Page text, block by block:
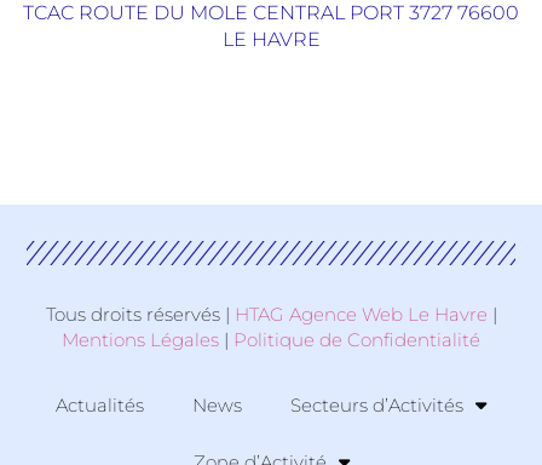
TCAC ROUTE DU MOLE CENTRAL PORT 3727 76600
LE HAVRE
Tous droits réservés | HTAG Agence Web Le Havre |
Mentions Légales | Politique de Confidentialité
Actualités News Secteurs d’Activités